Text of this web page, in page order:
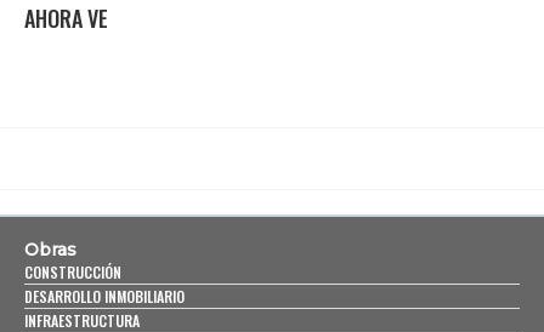
AHORA VE
Obras
CONSTRUCCIÓN
DESARROLLO INMOBILIARIO
INFRAESTRUCTURA